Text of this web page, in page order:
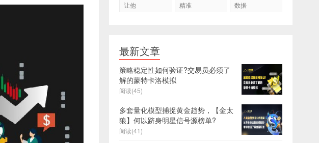
让他
精准 数据
最新文章
策略稳定性如何验证?交易员必须了
解的蒙特卡洛模拟
阅读(45)
多套量化模型捕捉黄金趋势，【金太
狼】何以跻身明星信号源榜单?
阅读(41)